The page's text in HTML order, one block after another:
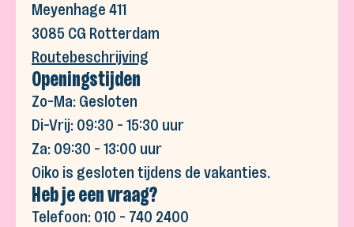
Meyenhage 411
3085 CG Rotterdam
Routebeschrijving
Openingstijden
Zo-Ma: Gesloten
Di-Vrij: 09:30 - 15:30 uur
Za: 09:30 - 13:00 uur
Oiko is gesloten tijdens de vakanties.
Heb je een vraag?
Telefoon: 010 - 740 2400